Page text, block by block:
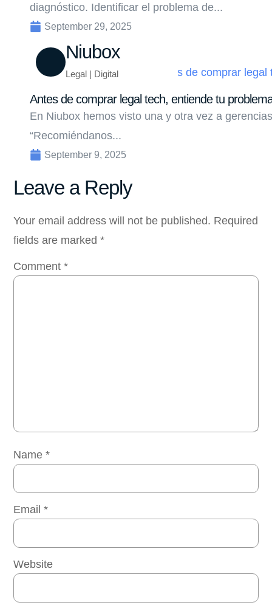
diagnóstico. Identificar el problema de...
September 29, 2025
Niubox
Legal | Digital
Antes de comprar legal tech, entiende tu
En Niubox hemos visto una y otra vez a
“Recomiéndanos...
September 9, 2025
Leave a Reply
Your email address will not be published. Required
fields are marked*
Comment*
Name*
Email*
Website